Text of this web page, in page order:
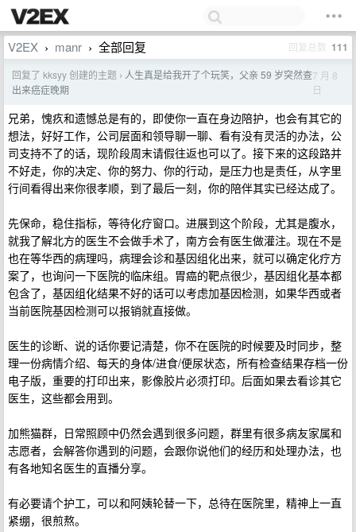
V2EX › manr › 全部回复 回复总数 111
回复了 kksyy 创建的主题 › 人生真是给我开了个玩笑，父亲 59 岁突然查
出来癌症晚期
7 月 8
日
兄弟，愧疚和遗憾总是有的，即使你一直在身边陪护，也会有其它的
想法，好好工作，公司层面和领导聊一聊、看有没有灵活的办法，公
司支持不了的话，现阶段周末请假往返也可以了。接下来的这段路并
不好走，你的决定、你的努力、你的行动，是压力也是责任，从字里
行间看得出来你很孝顺，到了最后一刻，你的陪伴其实已经达成了。
先保命，稳住指标，等待化疗窗口。进展到这个阶段，尤其是腹水，
就我了解北方的医生不会做手术了，南方会有医生做灌注。现在不是
也在等华西的病理吗，病理会诊和基因组化出来，就可以确定化疗方
案了，也询问一下医院的临床组。胃癌的靶点很少，基因组化基本都
包含了，基因组化结果不好的话可以考虑加基因检测，如果华西或者
当前医院基因检测可以报销就直接做。
医生的诊断、说的话你要记清楚，你不在医院的时候要及时同步，整
理一份病情介绍、每天的身体/进食/便尿状态，所有检查结果存档一份
电子版，重要的打印出来，影像胶片必须打印。后面如果去看诊其它
医生，这些都会用到。
加熊猫群，日常照顾中仍然会遇到很多问题，群里有很多病友家属和
志愿者，会解答你遇到的问题，会跟你说他们的经历和处理办法，也
有各地知名医生的直播分享。
有必要请个护工，可以和阿姨轮替一下，总待在医院里，精神上一直
紧绷，很煎熬。